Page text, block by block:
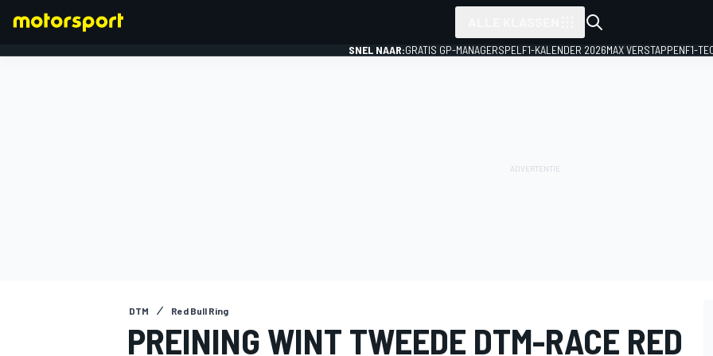
SNEL NAAR:GRATIS GP-MANAGERSPEL F1-KALENDER 2026MAX VERSTAPPENF1-
DTM Red Bull Ring
PREINING WINT TWEEDE DTM-RACE RED